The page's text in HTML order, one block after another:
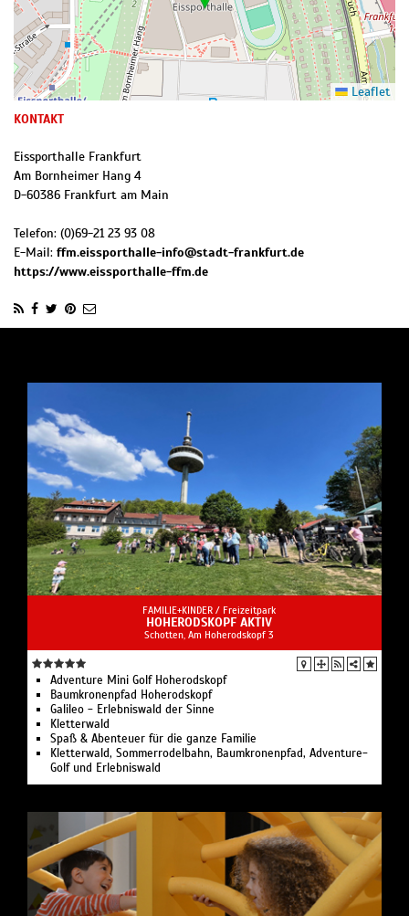
Leaflet
KONTAKT
Eissporthalle Frankfurt
Am Bornheimer Hang 4
D-60386 Frankfurt am Main
Telefon: (0)69-21 23 93 08
E-Mail: ffm.eissporthalle-info@stadt-frankfurt.de
https://www.eissporthalle-ffm.de
FAMILIE+KINDER / Freizeitpark
HOHERODSKOPF AKTIV
Schotten, Am Hoherodskopf 3
Adventure Mini Golf Hoherodskopf
Baumkronenpfad Hoherodskopf
Galileo - Erlebniswald der Sinne
Kletterwald
Spaß & Abenteuer für die ganze Familie
Kletterwald, Sommerrodelbahn, Baumkronenpfad, Adventure-
Golf und Erlebniswald